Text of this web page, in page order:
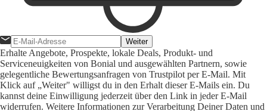
Weiter
Erhalte Angebote, Prospekte, lokale Deals, Produkt- und
Serviceneuigkeiten von Bonial und ausgewählten Partnern, sowie
gelegentliche Bewertungsanfragen von Trustpilot per E-Mail. Mit
Klick auf „Weiter" willigst du in den Erhalt dieser E-Mails ein. Du
kannst deine Einwilligung jederzeit über den Link in jeder E-Mail
widerrufen. Weitere Informationen zur Verarbeitung Deiner Daten und